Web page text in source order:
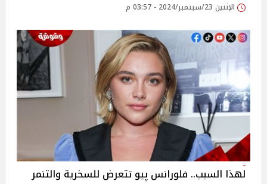
الإثنين 23/سبتمبر/2024 - 03:57 م
لهذا السبب.. فلورانس پيو تتعرض للسخرية والتنمر